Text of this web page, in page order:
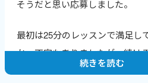
自分の英語力も
ので、さらにや
そうだと思い応募しました。
最初は25分のレッスンで満足し
か、不安もありましたが、続け
ュースやトレンドに敏感になり
続きを読む